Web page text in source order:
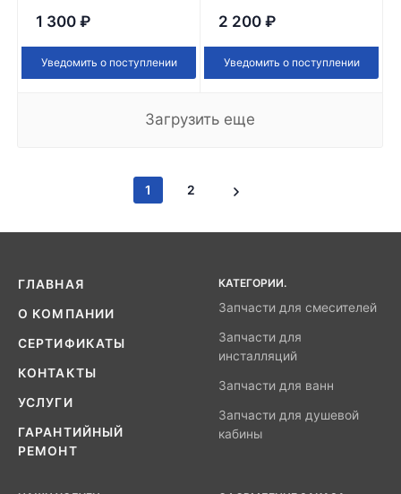
1 300 ₽
Уведомить о поступлении
2 200 ₽
Уведомить о поступлении
Загрузить еще
1 2
ГЛАВНАЯ
О КОМПАНИИ
СЕРТИФИКАТЫ
КОНТАКТЫ
УСЛУГИ
ГАРАНТИЙНЫЙ
РЕМОНТ
КАТЕГОРИИ.
Запчасти для смесителей
Запчасти для
инсталляций
Запчасти для ванн
Запчасти для душевой
кабины